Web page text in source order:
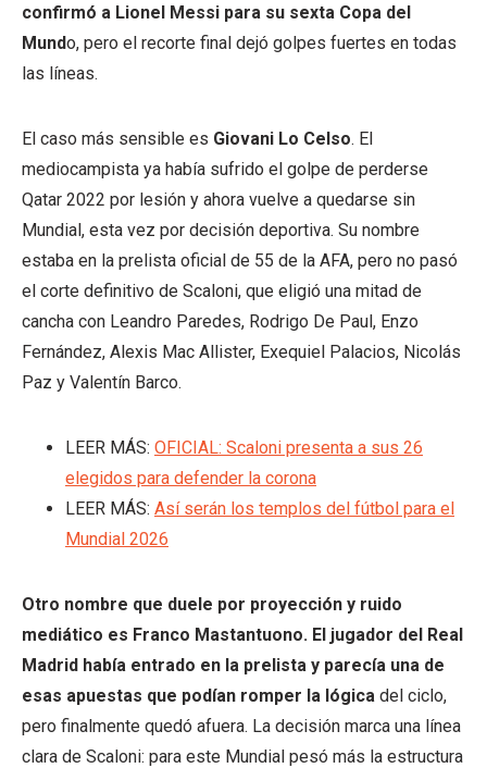
confirmó a Lionel Messi para su sexta Copa del
Mundo, pero el recorte final dejó golpes fuertes en todas
las líneas.
El caso más sensible es Giovani Lo Celso. El
mediocampista ya había sufrido el golpe de perderse
Qatar 2022 por lesión y ahora vuelve a quedarse sin
Mundial, esta vez por decisión deportiva. Su nombre
estaba en la prelista oficial de 55 de la AFA, pero no pasó
el corte definitivo de Scaloni, que eligió una mitad de
cancha con Leandro Paredes, Rodrigo De Paul, Enzo
Fernández, Alexis Mac Allister, Exequiel Palacios, Nicolás
Paz y Valentín Barco.
LEER MÁS: OFICIAL: Scaloni presenta a sus 26
elegidos para defender la corona
LEER MÁS: Así serán los templos del fútbol para el
Mundial 2026
Otro nombre que duele por proyección y ruido
mediático es Franco Mastantuono. El jugador del Real
Madrid había entrado en la prelista y parecía una de
esas apuestas que podían romper la lógica del ciclo,
pero finalmente quedó afuera. La decisión marca una línea
clara de Scaloni: para este Mundial pesó más la estructura